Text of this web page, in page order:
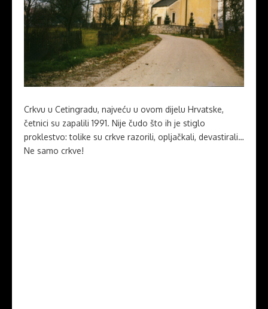
Crkvu u Cetingradu, najveću u ovom dijelu Hrvatske,
četnici su zapalili 1991. Nije čudo što ih je stiglo
proklestvo: tolike su crkve razorili, opljačkali, devastirali…
Ne samo crkve!